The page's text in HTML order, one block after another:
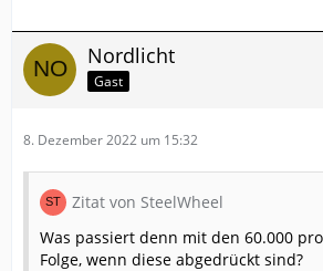
Nordlicht
Gast
8. Dezember 2022 um 15:32
Zitat von SteelWheel
Was passiert denn mit den 60.000
Folge, wenn diese abgedrückt sind?